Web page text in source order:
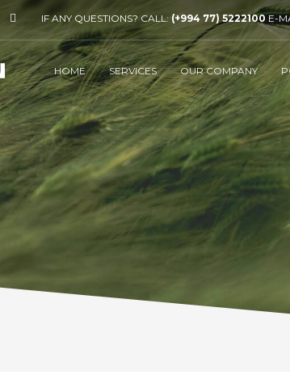
IF ANY QUESTIONS? CALL:(+994 77) 5222100 E-
HOME SERVICES OUR COMPANY